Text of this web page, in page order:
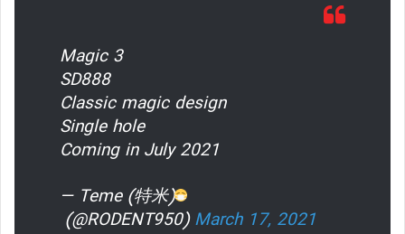
Magic 3
SD888
Classic magic design
Single hole
Coming in July 2021
— Teme (特米)
(@RODENT950)March 17, 2021